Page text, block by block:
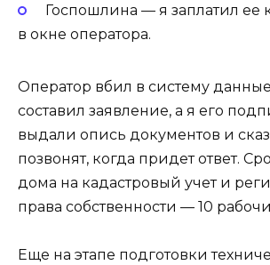
Госпошлина — я заплатил ее
в окне оператора.
Оператор вбил в систему
составил заявление, а я его
выдали опись документов и
позвонят, когда придет ответ.
дома на кадастровый учет и
права собственности — 10
Еще на этапе подготовки